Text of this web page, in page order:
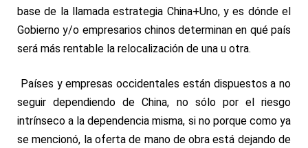
base de la llamada estrategia China+Uno, y es dónde el
Gobierno y/o empresarios chinos determinan en qué país
será más rentable la relocalización de una u otra.
Países y empresas occidentales están dispuestos a no
seguir dependiendo de China, no sólo por el riesgo
intrínseco a la dependencia misma, si no porque como ya
se mencionó, la oferta de mano de obra está dejando de